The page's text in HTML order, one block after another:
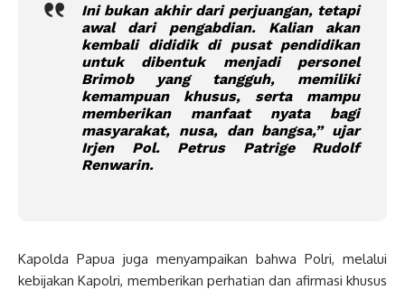
Ini bukan akhir dari perjuangan, tetapi
awal dari pengabdian. Kalian akan
kembali dididik di pusat pendidikan
untuk dibentuk menjadi personel
Brimob yang tangguh, memiliki
kemampuan khusus, serta mampu
memberikan manfaat nyata bagi
masyarakat, nusa, dan bangsa,” ujar
Irjen Pol. Petrus Patrige Rudolf
Renwarin.
Kapolda Papua juga menyampaikan bahwa Polri, melalui
kebijakan Kapolri, memberikan perhatian dan afirmasi khusus